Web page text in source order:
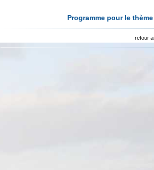
Programme pour le
retour